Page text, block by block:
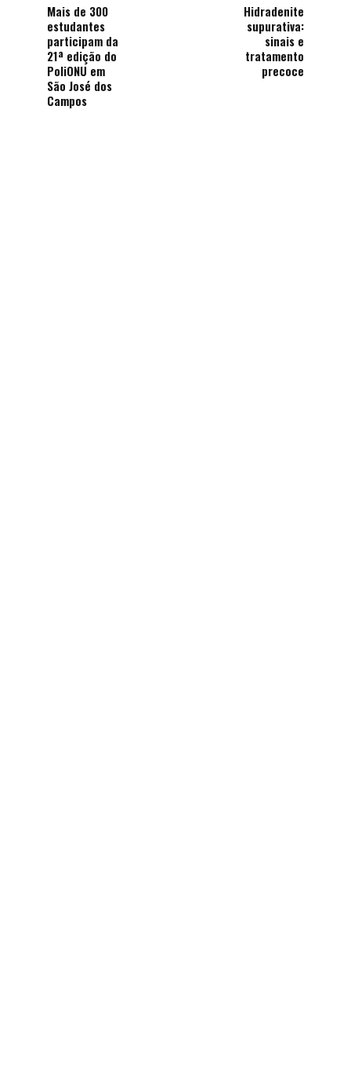
Mais de 300
estudantes
participam da
21ª edição do
PoliONU em
São José dos
Campos
Hidradenite
supurativa:
sinais e
tratamento
precoce